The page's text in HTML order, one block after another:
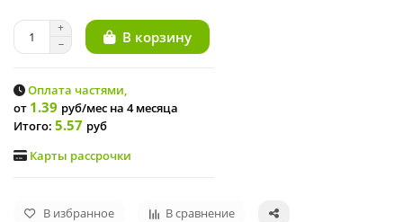
В корзину
Оплата частями,
от 1.39 руб/мес на 4 месяца
Итого: 5.57 руб
Карты рассрочки
В избранное В сравнение